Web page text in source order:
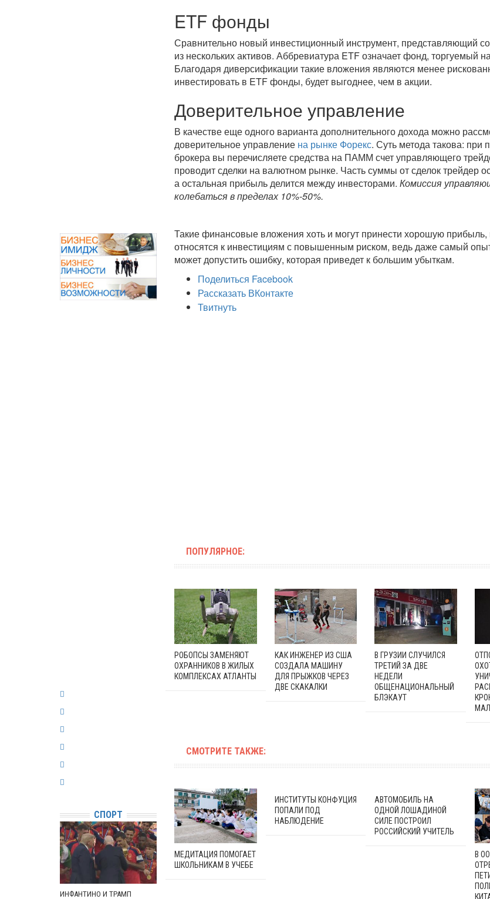
ETF фонды
Сравнительно новый инвестиционный инструмент, представляющий
из нескольких активов. Аббревиатура ETFозначает фонд, торгуемый
Благодаря диверсификации такие вложения являются менее
инвестировать в ETF фонды, будет выгоднее, чем в акции.
Доверительное управление
В качестве еще одного варианта дополнительного дохода можно
доверительное управление на рынке Форекс. Суть метода такова: при
брокера вы перечисляете средства на ПАММ счет управляющего
проводит сделки на валютном рынке. Часть суммы от сделок трейдер
а остальная прибыль делится между инвесторами. Комиссия
колебаться в пределах 10%-50%.
Такие финансовые вложения хоть и могут принести хорошую
относятся к инвестициям с повышенным риском, ведь даже самый
может допустить ошибку, которая приведет к большим убыткам.
Поделиться Facebook
Рассказать ВКонтакте
Твитнуть
ПОПУЛЯРНОЕ:
РОБОПСЫ ЗАМЕНЯЮТ
ОХРАННИКОВ В ЖИЛЫХ
КОМПЛЕКСАХ АТЛАНТЫ
КАК ИНЖЕНЕР ИЗ США
СОЗДАЛА МАШИНУ
ДЛЯ ПРЫЖКОВ ЧЕРЕЗ
ДВЕ СКАКАЛКИ
В ГРУЗИИ СЛУЧИЛСЯ
ТРЕТИЙ ЗА ДВЕ
НЕДЕЛИ
ОБЩЕНАЦИОНАЛЬНЫЙ
БЛЭКАУТ
СМОТРИТЕ ТАКЖЕ:
МЕДИТАЦИЯ ПОМОГАЕТ
ШКОЛЬНИКАМ В УЧЕБЕ
ИНСТИТУТЫ КОНФУЦИЯ
ПОПАЛИ ПОД
НАБЛЮДЕНИЕ
АВТОМОБИЛЬ НА
ОДНОЙ ЛОШАДИНОЙ
СИЛЕ ПОСТРОИЛ
РОССИЙСКИЙ УЧИТЕЛЬ
В
СПОРТ
ИНФАНТИНО И ТРАМП